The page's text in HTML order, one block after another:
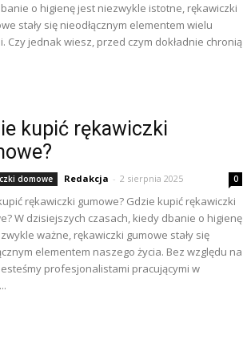
o higienę jest niezwykle istotne, rękawiczki
stały się nieodłącznym elementem wielu
Czy jednak wiesz, przed czym dokładnie chronią
kupić rękawiczki
domowe Redakcja - 2 sierpnia 2025 0
rękawiczki gumowe? Gdzie kupić rękawiczki
W dzisiejszych czasach, kiedy dbanie o higienę
ważne, rękawiczki gumowe stały się
elementem naszego życia. Bez względu na
profesjonalistami pracującymi w